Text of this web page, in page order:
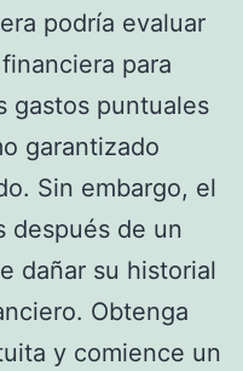
podría evaluar
para
gastos puntuales
garantizado
Sin embargo, el
después de un
dañar su historial
Obtenga
y comience un